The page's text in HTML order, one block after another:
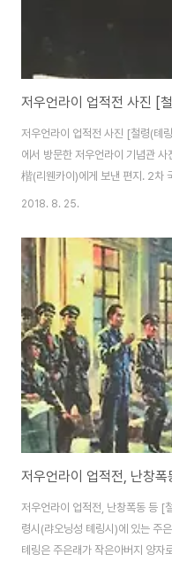
저우언라이 업적전 사진 [
저우언라이 업적전 사진 [철령(톄
에서 방문한 저우언라이 기념관
楷(리웬카이)에게 보낸 편지. 2차
서안사건과 2차 국공합작 당시의
람들과 찍은 사진. 1945년 쌍십협
는 아내와 아이를 낳지 못했습니
을 친자식처럼 키웠습니다. 1946
저우언라이와 마오쩌둥. 1947년
당 핵심 세..
2018. 8. 25.
저우언라이 업적전, 난창
저우언라이 업적전, 난창폭동 등 [
령시(랴오닝성 톄링시)에 있는 주
톄링은 주은래가 작은아버지 양자